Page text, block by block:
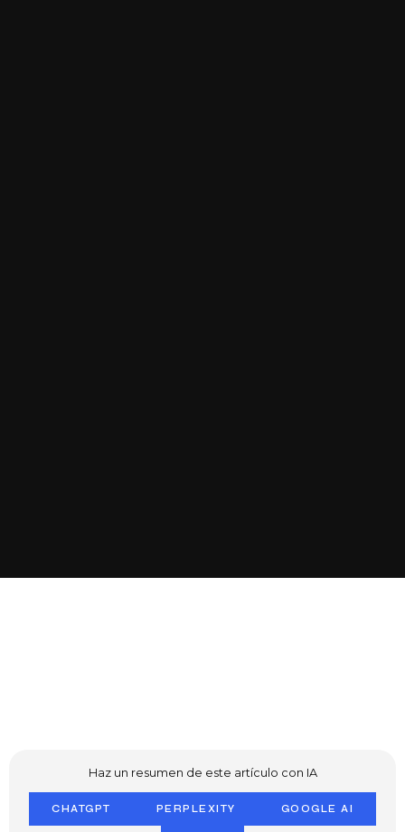
Haz un resumen de este artículo con IA
CHATGPT PERPLEXITY GOOGLE AI